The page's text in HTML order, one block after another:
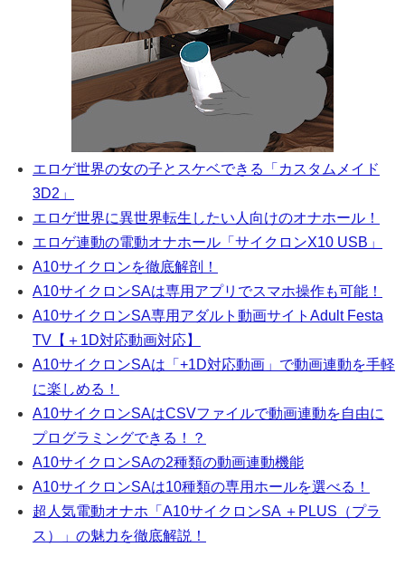
エロゲ世界の女の子とスケベできる「カスタムメイド
3D2」
エロゲ世界に異世界転生したい人向けのオナホール！
エロゲ連動の電動オナホール「サイクロンX10 USB」
A10サイクロンを徹底解剖！
A10サイクロンSAは専用アプリでスマホ操作も可能！
A10サイクロンSA専用アダルト動画サイトAdult Festa
TV【＋1D対応動画対応】
A10サイクロンSAは「+1D対応動画」で動画連動を手軽
に楽しめる！
A10サイクロンSAはCSVファイルで動画連動を自由に
プログラミングできる！？
A10サイクロンSAの2種類の動画連動機能
A10サイクロンSAは10種類の専用ホールを選べる！
超人気電動オナホ「A10サイクロンSA ＋PLUS（プラ
ス）」の魅力を徹底解説！